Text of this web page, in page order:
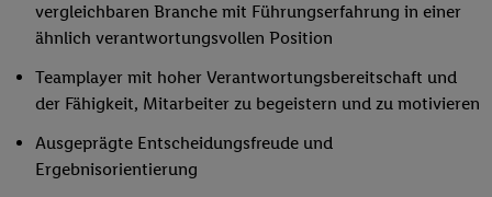
vergleichbaren Branche mit Führungserfahrung in einer
ähnlich verantwortungsvollen Position
Teamplayer mit hoher Verantwortungsbereitschaft und
der Fähigkeit, Mitarbeiter zu begeistern und zu motivieren
Ausgeprägte Entscheidungsfreude und
Ergebnisorientierung